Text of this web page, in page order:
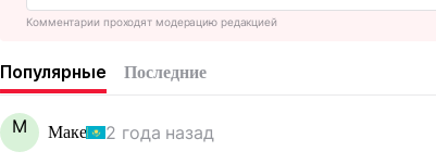
Комментарии проходят модерацию редакцией
Популярные Последние
М Маке 2 года назад